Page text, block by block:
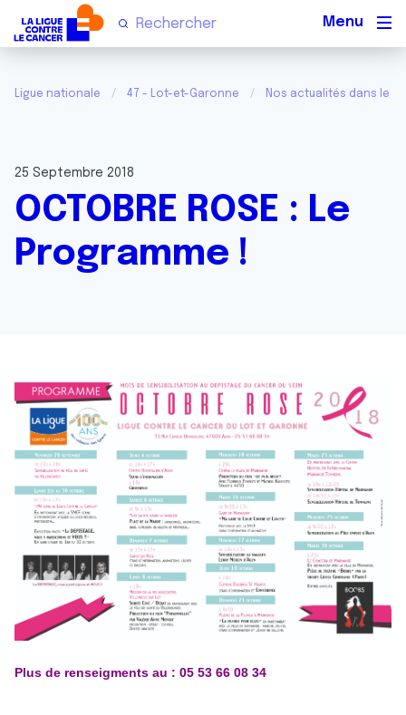
Ligue nationale 47 - Lot-et-Garonne Nos actualités dans le
25 Septembre 2018
OCTOBRE ROSE : Le
Programme !
Plus de renseigments au : 05 53 66 08 34